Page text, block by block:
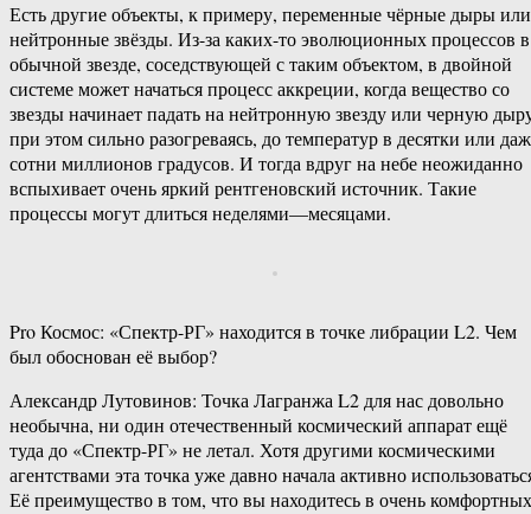
Есть другие объекты, к примеру, переменные чёрные дыры или
нейтронные звёзды. Из-за каких-то эволюционных процессов в
обычной звезде, соседствующей с таким объектом, в двойной
системе может начаться процесс аккреции, когда вещество со
звезды начинает падать на нейтронную звезду или черную
при этом сильно разогреваясь, до температур в десятки или
сотни миллионов градусов. И тогда вдруг на небе неожиданно
вспыхивает очень яркий рентгеновский источник. Такие
процессы могут длиться неделями—месяцами.
Pro Космос: «Спектр-РГ» находится в точке либрации L2. Чем
был обоснован её выбор?
Александр Лутовинов: Точка Лагранжа L2 для нас довольно
необычна, ни один отечественный космический аппарат ещё
туда до «Спектр-РГ» не летал. Хотя другими космическими
агентствами эта точка уже давно начала активно
Её преимущество в том, что вы находитесь в очень комфортных